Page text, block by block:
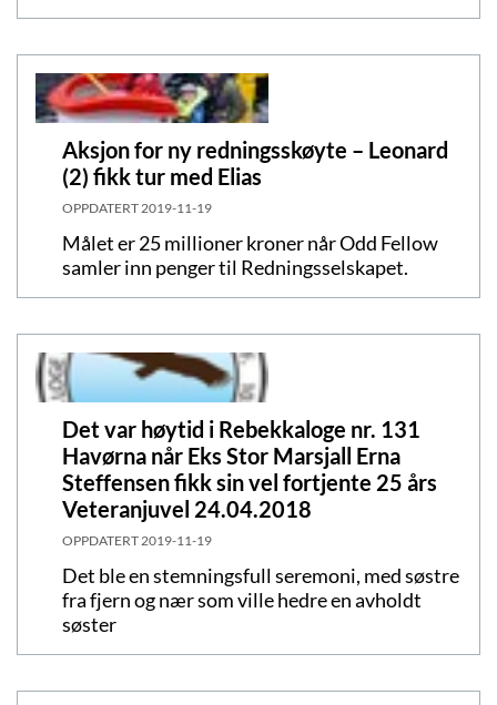
Aksjon for ny redningsskøyte – Leonard
(2) fikk tur med Elias
OPPDATERT 2019-11-19
Målet er 25 millioner kroner når Odd Fellow
samler inn penger til Redningsselskapet.
Det var høytid i Rebekkaloge nr. 131
Havørna når Eks Stor Marsjall Erna
Steffensen fikk sin vel fortjente 25 års
Veteranjuvel 24.04.2018
OPPDATERT 2019-11-19
Det ble en stemningsfull seremoni, med søstre
fra fjern og nær som ville hedre en avholdt
søster